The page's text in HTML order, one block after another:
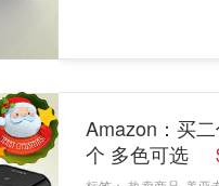
Amazon：买
个 多色可选